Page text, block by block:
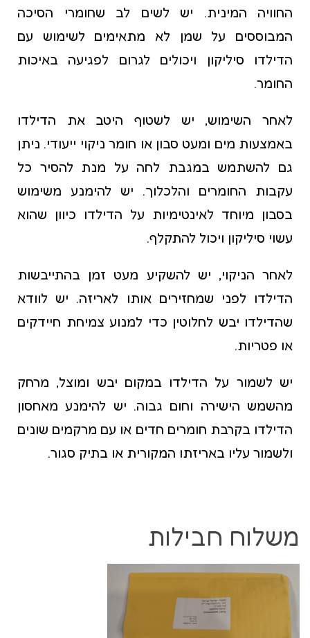
החוויה המינית. יש לשים לב שחומרי הסיכה
המבוססים על שמן לא מתאימים לשימוש עם
הדילדו סיליקון ויכולים לגרום לפגיעה באיכות
החומר.
לאחר השימוש, יש לשטוף היטב את הדילדו
באמצעות מים ומעט סבון או חומר ניקוי ייעודי. ניתן
גם להשתמש במגבת לחה על מנת להסיר כל
עקבות החומרים והלכלוך. יש להימנע משימוש
בסבון מיוחד לאינטימיות על הדילדו כיוון שהוא
עשוי סיליקון ויכול להתקלף.
לאחר הניקוי, יש להשקיע מעט זמן בהתייבשות
הדילדו לפני שמחזירים אותו לאריזה. יש לוודא
שהדילדו יבש לחלוטין כדי למנוע צמיחת חיידקים
או פטריות.
יש לשמור על הדילדו במקום יבש ומוצל, מרחק
מהשמש הישירה וחום גבוה. יש להימנע מאחסון
הדילדו בקרבת חומרים חדים או עם מרקמים שונים
ולשמור עליו באריזתו המקורית או בתיק סגור.
משלוח חבילות